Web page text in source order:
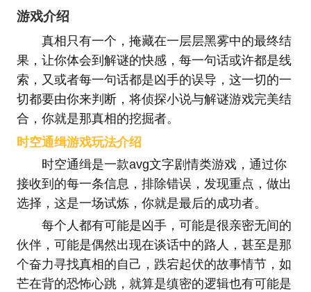
游戏介绍
真相只有一个，掩藏在一层层黑雾中的最终结
果，让你体会到解谜的快感，每一句话或许都是线
索，又或者每一句话都是凶手的误导，这一切的一
切都要由你来判断，将侦探小说与解谜游戏完美结
合，你就是那真相的挖掘者。
时空通缉游戏玩法介绍
时空通缉是一款avg文字剧情类游戏，通过你
接收到的每一条信息，排除错误，发现重点，做出
选择，这是一场试炼，你就是最后的成功者。
每个人都有可能是凶手，可能是很亲密无间的
伙伴，可能是偶然出现在谈话中的路人，甚至是那
个奋力寻找真相的自己，跌宕起伏的故事情节，如
芒在背的恐怖心跳，就算是缜密的逻辑也有可能是